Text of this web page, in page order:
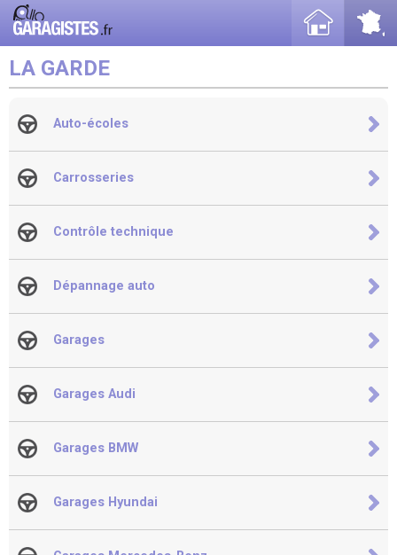
LA GARDE
Auto-écoles
Carrosseries
Contrôle technique
Dépannage auto
Garages
Garages Audi
Garages BMW
Garages Hyundai